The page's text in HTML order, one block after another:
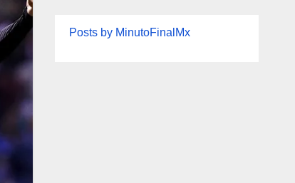
Posts by MinutoFinalMx